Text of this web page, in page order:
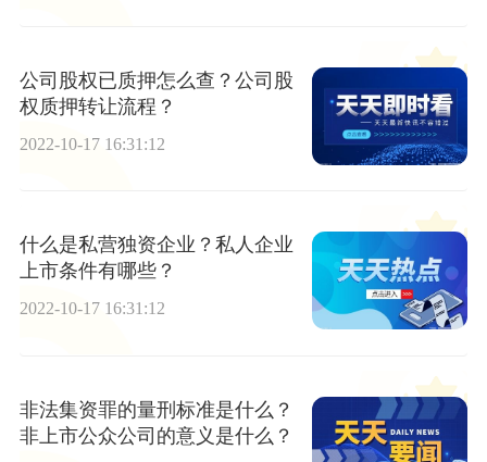
公司股权已质押怎么查？公司股
权质押转让流程？
2022-10-17 16:31:12
什么是私营独资企业？私人企业
上市条件有哪些？
2022-10-17 16:31:12
非法集资罪的量刑标准是什么？
非上市公众公司的意义是什么？